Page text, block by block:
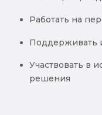
Работать на
Поддерживать
Участвовать в
решения